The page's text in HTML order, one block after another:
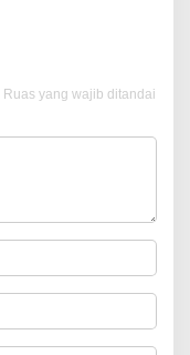
Ruas yang wajib ditandai